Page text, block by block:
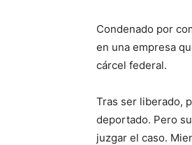
Condenado por
en una empresa
cárcel federal.
Tras ser liberado,
deportado. Pero
juzgar el caso.